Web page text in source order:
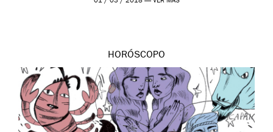
HORÓSCOPO